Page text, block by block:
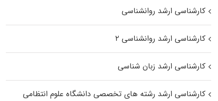
کارشناسی ارشد روانشناسی
کارشناسی ارشد روانشناسی ۲
کارشناسی ارشد زبان شناسی
کارشناسی ارشد رﺷﺘﻪ ﻫﺎی تخصصی داﻧﺸﮕﺎه ﻋﻠﻮم انتظامی